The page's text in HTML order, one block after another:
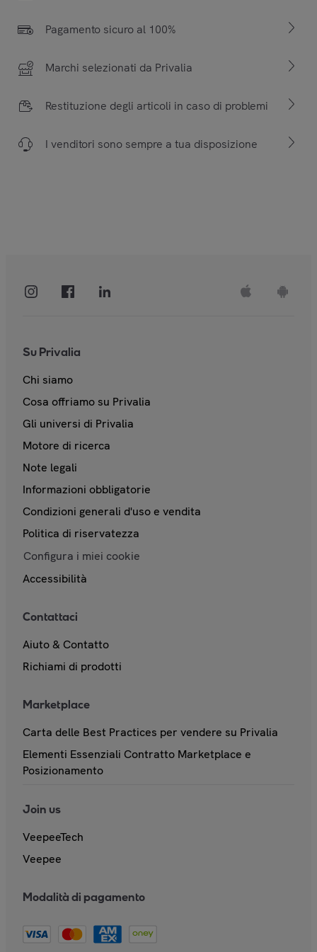
Pagamento sicuro al 100%
Marchi selezionati da Privalia
Restituzione degli articoli in caso di problemi
I venditori sono sempre a tua disposizione
Su Privalia
Chi siamo
Cosa offriamo su Privalia
Gli universi di Privalia
Motore di ricerca
Note legali
Informazioni obbligatorie
Condizioni generali d'uso e vendita
Politica di riservatezza
Configura i miei cookie
Accessibilità
Contattaci
Aiuto & Contatto
Richiami di prodotti
Marketplace
Carta delle Best Practices per vendere su Privalia
Elementi Essenziali Contratto Marketplace e
Posizionamento
Join us
VeepeeTech
Veepee
Modalità di pagamento